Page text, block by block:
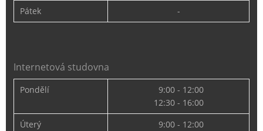
Pátek
-
Internetová studovna
Pondělí
9:00 - 12:00
12:30 - 16:00
Úterý
9:00 - 12:00